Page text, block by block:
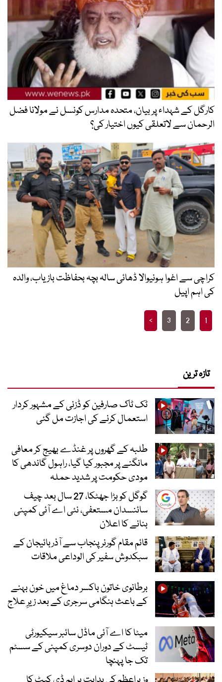
کارگل کے شہداء پر بیان، متحدہ مدارس کونسل نے مولانا فضل
الرحمان سے لاتعلقی کیوں اختیار کی؟
کراچی سے اغوا ہونیوالا ڈھائی سالہ بچہ بحفاظت بازیاب، والدہ
کی اہم اپیل
Posts
pagination
1
2
3
>
تازہ ترین
ٹک ٹاک صارفین کو ڈزنی کے مشہور کردار
استعمال کرنے کی اجازت مل گئی
طلبہ کے گھروں پر غنڈے بھیج کر معافی
مانگنے پر مجبور کیا گیا، راہول گاندھی کا
مودی حکومت پر شدید حملہ
گوگل کو بڑا جھٹکا، 27 سال بعد چیف
سائنسدان مستعفی، نئی اے آئی کمپنی
بنانے کا اعلان
قائم مقام گورنر پنجاب سے آذربائیجان کے
سبکدوش سفیر کی الوداعی ملاقات
برطانوی خاتون باکسر دماغ میں خون بہنے
کے باعث ہنگامی سرجری کے بعد زیرِ علاج
میٹا کا اے آئی ماڈل سائبر سیکیورٹی
ٹیسٹ کے دوران دوسری کمپنی کے سسٹم
تک جا پہنچا